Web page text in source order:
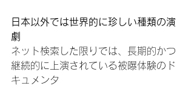
日本以外では世界的に珍しい種類の演
劇
ネット検索した限りでは、長期的かつ
継続的に上演されている被曝体験のド
キュメンタ